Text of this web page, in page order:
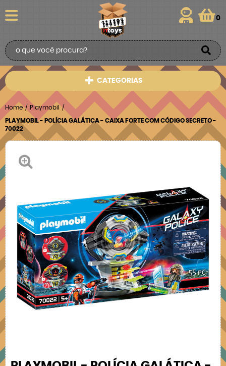
0
CATEGORIAS
Home Playmobil
PLAYMOBIL - POLÍCIA GALÁTICA - CAIXA FORTE COM CÓDIGO SECRETO -
70022